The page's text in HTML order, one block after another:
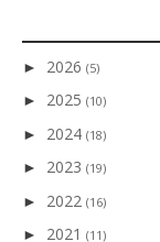
► 2026 (5)
► 2025 (10)
► 2024 (18)
► 2023 (19)
► 2022 (16)
► 2021 (11)